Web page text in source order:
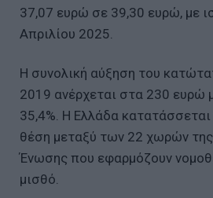
37,07 ευρώ σε 39,30 ευρώ, με
Απριλίου 2025.
Η συνολική αύξηση του
2019 ανέρχεται στα 230 ευρώ
35,4%. Η Ελλάδα
θέση μεταξύ των 22 χωρών
Ένωσης που εφαρμόζουν
μισθό.